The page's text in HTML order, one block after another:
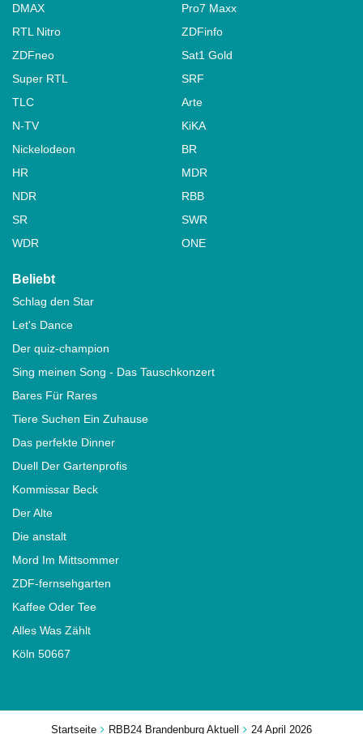
Startseite RBB24 Brandenburg Aktuell 24 April 2026
DMAX
Pro7 Maxx
RTL Nitro
ZDFinfo
ZDFneo
Sat1 Gold
Super RTL
SRF
TLC
Arte
N-TV
KiKA
Nickelodeon
BR
HR
MDR
NDR
RBB
SR
SWR
WDR
ONE
Beliebt
Schlag den Star
Let's Dance
Der quiz-champion
Sing meinen Song - Das Tauschkonzert
Bares Für Rares
Tiere Suchen Ein Zuhause
Das perfekte Dinner
Duell Der Gartenprofis
Kommissar Beck
Der Alte
Die anstalt
Mord Im Mittsommer
ZDF-fernsehgarten
Kaffee Oder Tee
Alles Was Zählt
Köln 50667